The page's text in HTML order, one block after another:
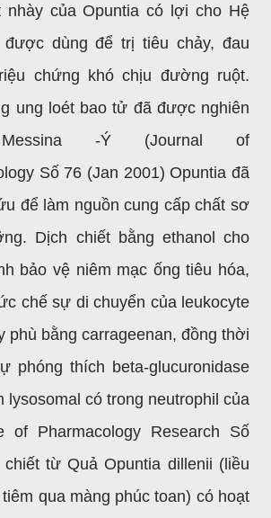
nhày của Opuntia có lợi cho Hệ
dùng để trị tiêu chảy, đau
chứng khó chịu đường ruột.
ung loét bao tử đã được nghiên
-Ý (Journal of
Số 76 (Jan 2001) Opuntia đã
để làm nguồn cung cấp chất sơ
Dịch chiết bằng ethanol cho
bảo vệ niêm mạc ống tiêu hóa,
chế sự di chuyển của leukocyte
phù bằng carrageenan, đồng thời
phóng thích beta-glucuronidase
lysosomal có trong neutrophil của
of Pharmacology Research Số
chiết từ Quả Opuntia dillenii (liều
qua màng phúc toan) có hoạt